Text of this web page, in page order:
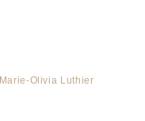
Marie-Olivia Luthier